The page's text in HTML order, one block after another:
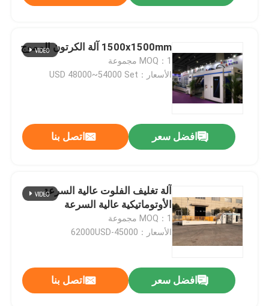
1500x1500mm آلة الكرتون المموج
MOQ：1 مجموعة
الأسعار：USD 48000~54000 Set
افضل سعر اتصل بنا
آلة تغليف الفلوت عالية السرعة
الأوتوماتيكية عالية السرعة
MOQ：1 مجموعة
الأسعار：45000-62000USD
افضل سعر اتصل بنا